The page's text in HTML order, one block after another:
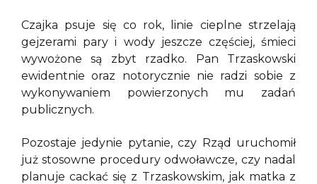
Czajka psuje się co rok, linie cieplne strzelają
gejzerami pary i wody jeszcze częściej, śmieci
wywożone są zbyt rzadko. Pan Trzaskowski
ewidentnie oraz notorycznie nie radzi sobie z
wykonywaniem powierzonych mu zadań
publicznych.
Pozostaje jedynie pytanie, czy Rząd uruchomił
już stosowne procedury odwoławcze, czy nadal
planuje cackać się z Trzaskowskim, jak matka z